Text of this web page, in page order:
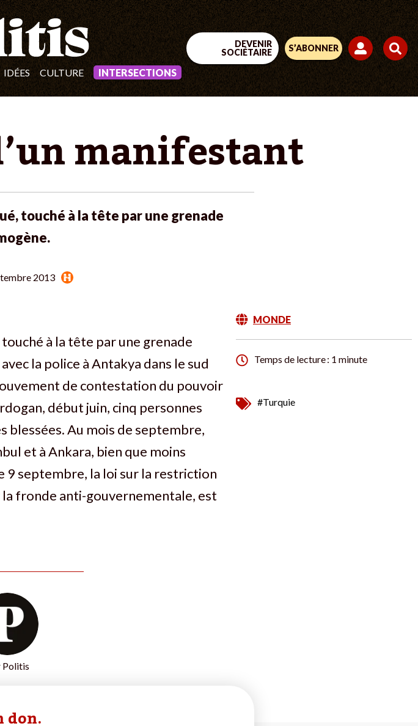
IDÉES CULTURE INTERSECTIONS
DEVENIR
SOCIÉTAIRE
S’ABONNER
manifestant
touché à la tête par une grenade
2013
à la tête par une grenade
la police à Antakya dans le sud
de contestation du pouvoir
début juin, cinq personnes
blessées. Au mois de septembre,
et à Ankara, bien que moins
9 septembre, la loi sur la restriction
fronde anti-gouvernementale, est
Politis
MONDE
Temps de lecture : 1 minute
#Turquie
don.